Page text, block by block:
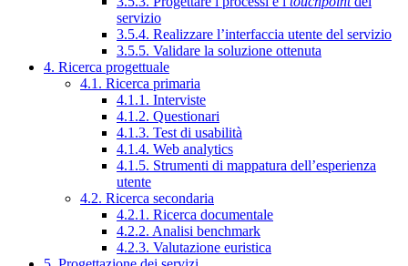
servizio
3.5.4. Realizzare l’interfaccia utente del servizio
3.5.5. Validare la soluzione ottenuta
4. Ricerca progettuale
4.1. Ricerca primaria
4.1.1. Interviste
4.1.2. Questionari
4.1.3. Test di usabilità
4.1.4. Web analytics
4.1.5. Strumenti di mappatura dell’esperienza
utente
4.2. Ricerca secondaria
4.2.1. Ricerca documentale
4.2.2. Analisi benchmark
4.2.3. Valutazione euristica